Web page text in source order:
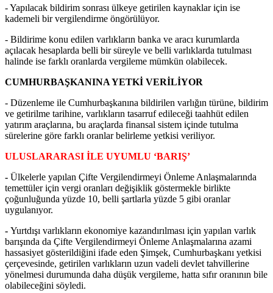
- Yapılacak bildirim sonrası ülkeye getirilen kaynaklar için ise
kademeli bir vergilendirme öngörülüyor.
- Bildirime konu edilen varlıkların banka ve aracı kurumlarda
açılacak hesaplarda belli bir süreyle ve belli varlıklarda tutulması
halinde ise farklı oranlarda vergileme mümkün olabilecek.
CUMHURBAŞKANINA YETKİ VERİLİYOR
- Düzenleme ile Cumhurbaşkanına bildirilen varlığın türüne, bildirim
ve getirilme tarihine, varlıkların tasarruf edileceği taahhüt edilen
yatırım araçlarına, bu araçlarda finansal sistem içinde tutulma
sürelerine göre farklı oranlar belirleme yetkisi veriliyor.
ULUSLARARASI İLE UYUMLU ‘BARIŞ’
- Ülkelerle yapılan Çifte Vergilendirmeyi Önleme Anlaşmalarında
temettüler için vergi oranları değişiklik göstermekle birlikte
çoğunluğunda yüzde 10, belli şartlarla yüzde 5 gibi oranlar
uygulanıyor.
- Yurtdışı varlıkların ekonomiye kazandırılması için yapılan varlık
barışında da Çifte Vergilendirmeyi Önleme Anlaşmalarına azami
hassasiyet gösterildiğini ifade eden Şimşek, Cumhurbaşkanı yetkisi
çerçevesinde, getirilen varlıkların uzun vadeli devlet tahvillerine
yönelmesi durumunda daha düşük vergileme, hatta sıfır oranının bile
olabileceğini söyledi.